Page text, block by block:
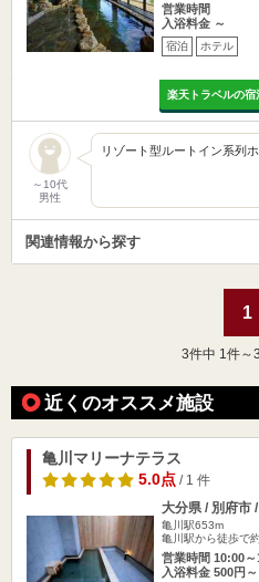
営業時間
入浴料金 ～
宿泊 ホテル
楽天トラベルの宿
～10代
男性
リゾート型ル
大分県日
関連情報から探す
1
3件中 1件～
近くのオススメ施設
亀川マリーナテラス
5.0点/ 1 件
大分県 / 別府市
亀川駅653m
亀川駅から徒歩で
営業時間 10:00
入浴料金 500円～